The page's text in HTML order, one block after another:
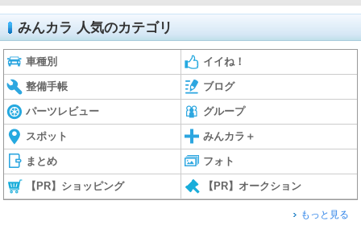
みんカラ 人気のカテゴリ
車種別 イイね！
整備手帳 ブログ
パーツレビュー グループ
スポット みんカラ＋
まとめ フォト
【PR】ショッピング 【PR】オークション
もっと見る